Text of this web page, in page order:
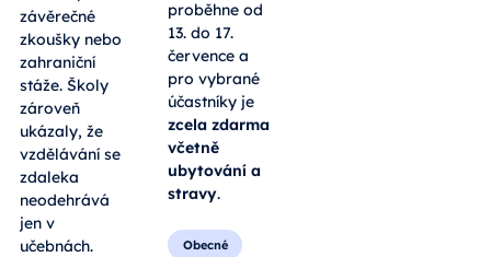
závěrečné
zkoušky nebo
zahraniční
stáže. Školy
zároveň
ukázaly, že
vzdělávání se
zdaleka
neodehrává
jen v
učebnách.
proběhne od
13. do 17.
července a
pro vybrané
účastníky je
zcela zdarma
včetně
ubytování a
stravy.
Obecné